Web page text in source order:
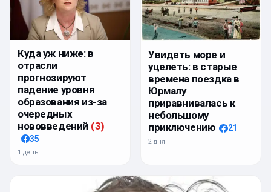
Куда уж ниже: в
отрасли
прогнозируют
падение уровня
образования из-за
очередных
нововведений (3)
35
1 день
Увидеть море и
уцелеть: в старые
времена поездка в
Юрмалу
приравнивалась к
небольшому
приключению
21
2 дня